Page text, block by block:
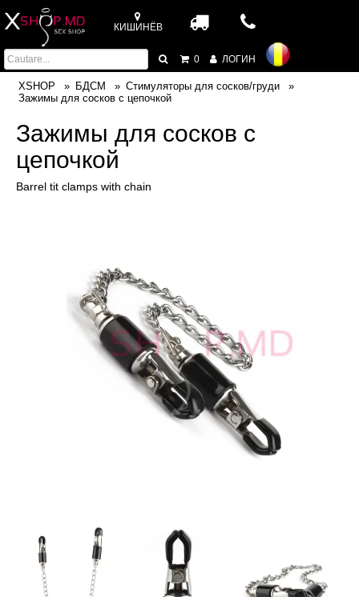
КИШИНЁВ
0 ЛОГИН
XSHOP БДСМ
Стимуляторы для сосков/груди
Зажимы для сосков с цепочкой
Зажимы для сосков с
цепочкой
Barrel tit clamps with chain